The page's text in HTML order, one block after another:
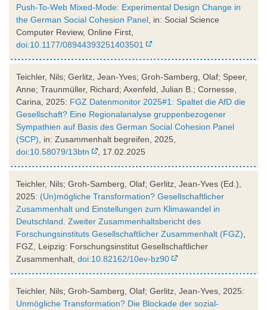
Push-To-Web Mixed-Mode: Experimental Design Change in
the German Social Cohesion Panel , in: Social Science
Computer Review, Online First,
doi:10.1177/08944393251403501
Teichler, Nils; Gerlitz, Jean-Yves; Groh-Samberg, Olaf; Speer,
Anne; Traunmüller, Richard; Axenfeld, Julian B.; Cornesse,
Carina, 2025: FGZ Datenmonitor 2025#1: Spaltet die AfD die
Gesellschaft? Eine Regionalanalyse gruppenbezogener
Sympathien auf Basis des German Social Cohesion Panel
(SCP) , in: Zusammenhalt begreifen, 2025,
doi:10.58079/13btn
, 17.02.2025
Teichler, Nils; Groh-Samberg, Olaf; Gerlitz, Jean-Yves (Ed.),
2025: (Un)mögliche Transformation? Gesellschaftlicher
Zusammenhalt und Einstellungen zum Klimawandel in
Deutschland. Zweiter Zusammenhaltsbericht des
Forschungsinstituts Gesellschaftlicher Zusammenhalt (FGZ)
FGZ, Leipzig: Forschungsinstitut Gesellschaftlicher
Zusammenhalt, doi:10.82162/10ev-bz90
Teichler, Nils; Groh-Samberg, Olaf; Gerlitz, Jean-Yves, 2025:
Unmögliche Transformation? Die Blockade der sozial-